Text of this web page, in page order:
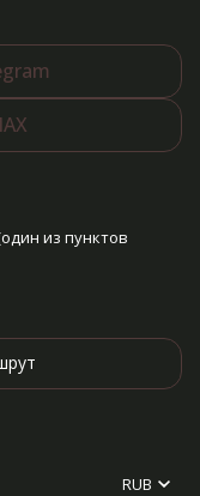
из пунктов
RUB